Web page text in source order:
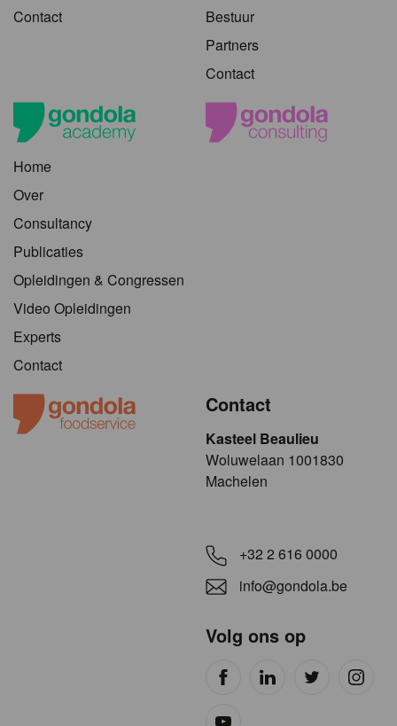
Contact
Bestuur
Partners
Contact
Home
Over
Consultancy
Publicaties
Opleidingen & Congressen
Video Opleidingen
Experts
Contact
Contact
Kasteel Beaulieu
​​​Woluwelaan 1001830
Machelen
+32 2 616 0000
info@gondola.be
Volg ons op